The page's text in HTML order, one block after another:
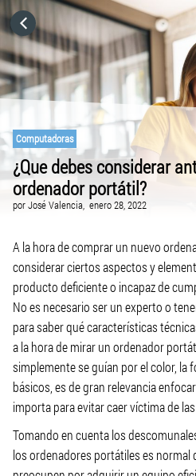
Computadoras
¿Que debes considerar
ordenador portátil?
porJosé Valencia, enero 28, 2022
A la hora de comprar un nuevo
considerar ciertos aspectos y
producto deficiente o incapaz de
No es necesario ser un experto o
para saber qué características
a la hora de mirar un ordenador
simplemente se guían por el color, la
básicos, es de gran relevancia
importa para evitar caer víctima de
Tomando en cuenta los
los ordenadores portátiles es normal
HOME
IR A